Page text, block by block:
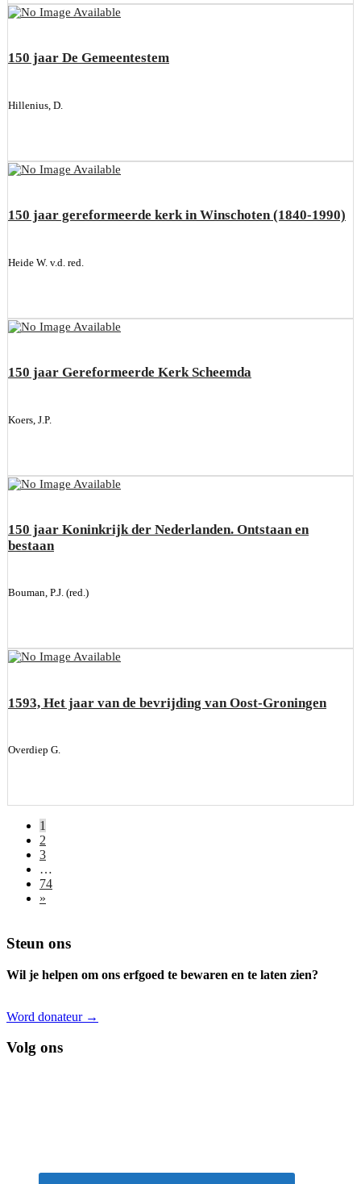
150 jaar De Gemeentestem
Hillenius, D.
150 jaar gereformeerde kerk in Winschoten (1840-1990)
Heide W. v.d. red.
150 jaar Gereformeerde Kerk Scheemda
Koers, J.P.
150 jaar Koninkrijk der Nederlanden. Ontstaan en
bestaan
Bouman, P.J. (red.)
1593, Het jaar van de bevrijding van Oost-Groningen
Overdiep G.
1
2
3
…
74
»
Footer
Steun ons
Wil je helpen om ons erfgoed te bewaren en te laten zien?
Word donateur →
Volg ons